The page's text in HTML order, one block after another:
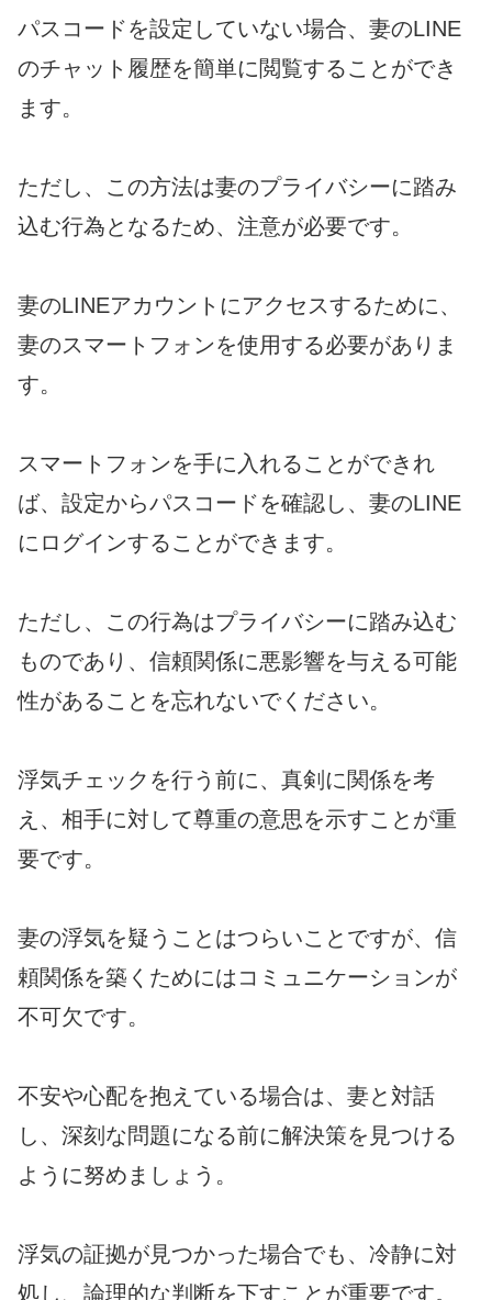
パスコードを設定していない場合、妻のLINE
のチャット履歴を簡単に閲覧することができ
ます。
ただし、この方法は妻のプライバシーに踏み
込む行為となるため、注意が必要です。
妻のLINEアカウントにアクセスするために、
妻のスマートフォンを使用する必要がありま
す。
スマートフォンを手に入れることができれ
ば、設定からパスコードを確認し、妻のLINE
にログインすることができます。
ただし、この行為はプライバシーに踏み込む
ものであり、信頼関係に悪影響を与える可能
性があることを忘れないでください。
浮気チェックを行う前に、真剣に関係を考
え、相手に対して尊重の意思を示すことが重
要です。
妻の浮気を疑うことはつらいことですが、信
頼関係を築くためにはコミュニケーションが
不可欠です。
不安や心配を抱えている場合は、妻と対話
し、深刻な問題になる前に解決策を見つける
ように努めましょう。
浮気の証拠が見つかった場合でも、冷静に対
処し、論理的な判断を下すことが重要です。